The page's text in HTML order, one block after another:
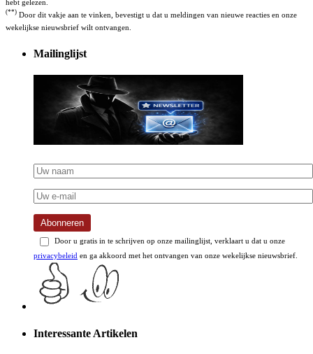
hebt gelezen.
(**) Door dit vakje aan te vinken, bevestigt u dat u meldingen van nieuwe reacties en onze
wekelijkse nieuwsbrief wilt ontvangen.
Mailinglijst
Abonneren
Door u gratis in te schrijven op onze mailinglijst, verklaart u dat u onze
privacybeleid en ga akkoord met het ontvangen van onze wekelijkse nieuwsbrief.
Interessante Artikelen